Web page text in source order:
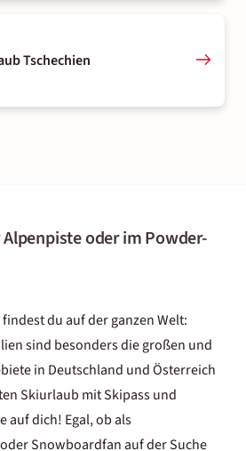
Tschechien
oder im Powder-
du auf der ganzen Welt:
sind besonders die großen und
in Deutschland und Österreich
Skiurlaub mit Skipass und
auf dich! Egal, ob als
Snowboardfan auf der Suche